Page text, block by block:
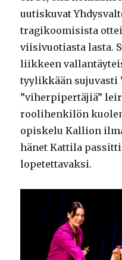
uutiskuvat
tragikoomisista
viisivuotiasta lasta.
liikkeen
tyylikkään sujuvasti
”viherpipertäjiä”
roolihenkilön
opiskelu Kallion
hänet Kattila
lopetettavaksi.